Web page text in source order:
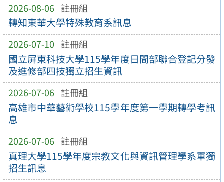
2026-08-06 註冊組
轉知東華大學特殊教育系訊息
2026-07-10 註冊組
國立屏東科技大學115學年度日間部聯合登記分發
及進修部四技獨立招生資訊
2026-07-06 註冊組
高雄市中華藝術學校115學年度第一學期轉學考訊
息
2026-07-06 註冊組
真理大學115學年度宗教文化與資訊管理學系單獨
招生訊息